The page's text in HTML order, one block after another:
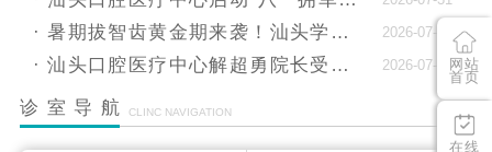
汕头口腔医疗中心严正声明：坚决谴责非法获
客，…
汕头口腔医疗中心2026春节假期门诊安排
暑期拔智齿黄金期来袭！汕头学生专属舒适微创拔… 2026-07-10
汕头口腔医疗中心解超勇院长受邀出席士卓曼复杂… 2026-07-10
诊室导航 CLINC NAVIGATION
网站
首页
在线